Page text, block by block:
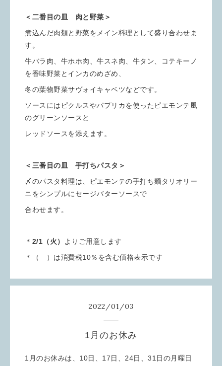
＜二番目の皿 肉と野菜＞
煮込んだ肉類と野菜をメイン料理として盛り合わせま
す。
牛バラ肉、牛ホホ肉、牛スネ肉、牛タン、コテキーノ
を香味野菜とインカのめざめ、
冬の葉物野菜サヴォイキャベツなどです。
ソースにはピクルスやパプリカを使ったピエモンテ風
のグリーンソースと
レッドソースを添えます。
＜三番目の皿 手打ちパスタ＞
〆のパスタ料理は、ピエモンテの手打ち麺タリオリー
ニをシンプルにセージバターソースで
合わせます。
＊ 2/1（火）
よりご用意します
＊（ ）は消費税10％を含む価格表示です
2022/01/03
1月のお休み
1月のお休みは、10日、17日、24日、31日の月曜日